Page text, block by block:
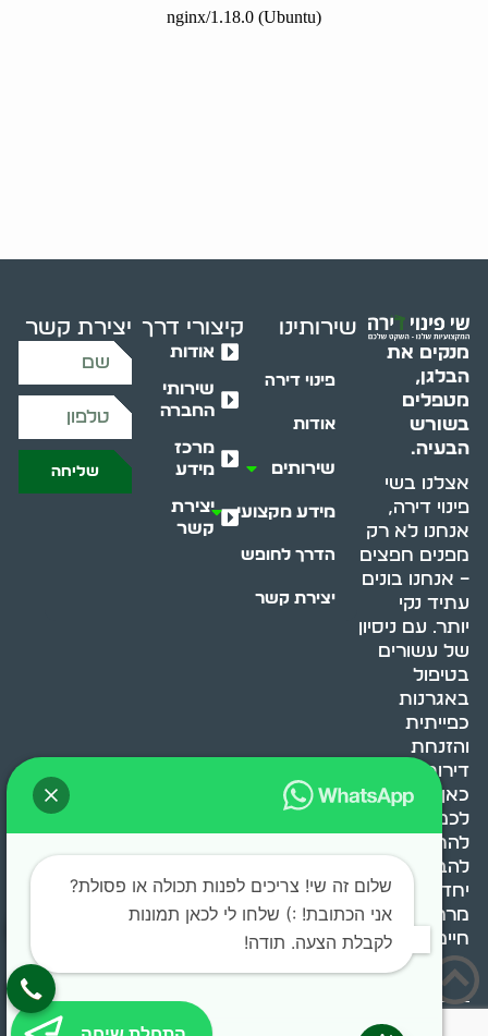
מנקים את
הבלגן,
מטפלים
בשורש
הבעיה.
אצלנו בשי
פינוי דירה,
אנחנו לא רק
מפנים חפצים
– אנחנו בונים
עתיד נקי
יותר. עם ניסיון
של עשורים
בטיפול
באגרנות
כפייתית
והזנחת
דירות, אנחנו
כאן כדי לעזור
לכם
להתמודד,
להבין ולשנות.
יחד, ניצור
מרחב
חיים בריא ומאוזן.
שירותינו
פינוי דירה
אודות
שירותים
מידע מקצועי
הדרך לחופש
יצירת קשר
קיצורי דרך
אודות
שירותי
החברה
מרכז
מידע
יצירת
קשר
יצירת קשר
שליחה
שלום זה שי! צריכים לפנות תכולה או פסולת?
אני הכתובת! :) שלחו לי לכאן תמונות
לקבלת הצעה. תודה!